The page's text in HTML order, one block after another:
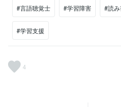
#言語聴覚士 #学習障害 #読
#学習支援
4